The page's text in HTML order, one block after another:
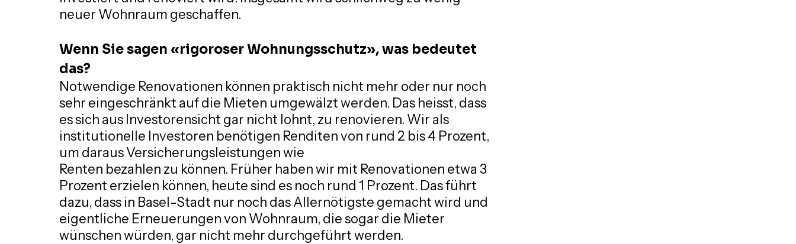
neuer Wohnraum geschaffen.
Wenn Sie sagen «rigoroser Wohnungsschutz», was bedeutet
das?
Notwendige Renovationen können praktisch nicht mehr oder nur noch
sehr eingeschränkt auf die Mieten umgewälzt werden. Das heisst, dass
es sich aus Investorensicht gar nicht lohnt, zu renovieren. Wir als
institutionelle Investoren benötigen Renditen von rund 2 bis 4 Prozent,
um daraus Versicherungsleistungen wie
Renten bezahlen zu können. Früher haben wir mit Renovationen etwa 3
Prozent erzielen können, heute sind es noch rund 1 Prozent. Das führt
dazu, dass in Basel-Stadt nur noch das Allernötigste gemacht wird und
eigentliche Erneuerungen von Wohnraum, die sogar die Mieter
wünschen würden, gar nicht mehr durchgeführt werden.